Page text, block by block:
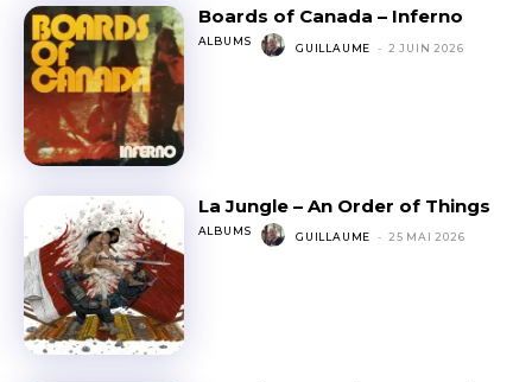
Boards of Canada – Inferno
ALBUMS GUILLAUME - 2 JUIN 2026
La Jungle – An Order of Things
ALBUMS GUILLAUME - 25 MAI 2026